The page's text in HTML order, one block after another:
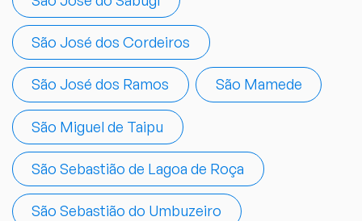
São José dos Cordeiros
São José dos Ramos São Mamede
São Miguel de Taipu
São Sebastião de Lagoa de Roça
São Sebastião do Umbuzeiro